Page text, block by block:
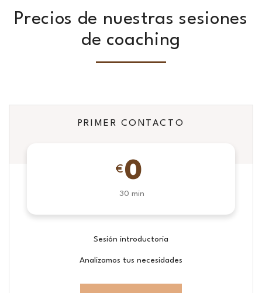
Precios de nuestras sesiones
de coaching
PRIMER CONTACTO
€ 0
30 min
Sesión introductoria
Analizamos tus necesidades